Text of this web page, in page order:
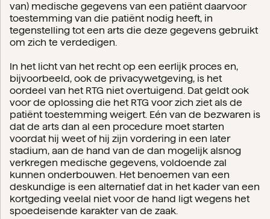
van) medische gegevens van een patiënt daarvoor
toestemming van die patiënt nodig heeft, in
tegenstelling tot een arts die deze gegevens gebruikt
om zich te verdedigen.
In het licht van het recht op een eerlijk proces en,
bijvoorbeeld, ook de privacywetgeving, is het
oordeel van het RTG niet overtuigend. Dat geldt ook
voor de oplossing die het RTG voor zich ziet als de
patiënt toestemming weigert. Eén van de bezwaren is
dat de arts dan al een procedure moet starten
voordat hij weet of hij zijn vordering in een later
stadium, aan de hand van de dan mogelijk alsnog
verkregen medische gegevens, voldoende zal
kunnen onderbouwen. Het benoemen van een
deskundige is een alternatief dat in het kader van een
kortgeding veelal niet voor de hand ligt wegens het
spoedeisende karakter van de zaak.